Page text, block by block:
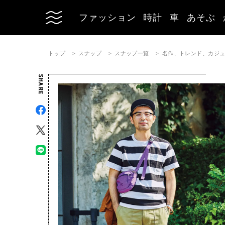
ファッション 時計 車 あそぶ
トップ スナップ スナップ一覧 名作、トレンド、カジ
SHARE